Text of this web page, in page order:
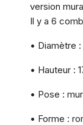
version
Il y a 6
• Diamètre
• Hauteur :
• Pose :
• Forme :